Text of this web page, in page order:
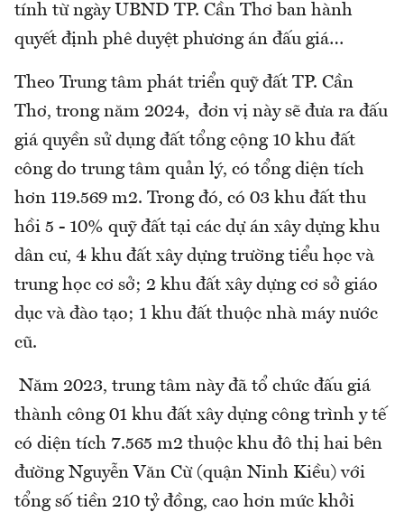
tính từ ngày UBND TP. Cần Thơ ban hành
quyết định phê duyệt phương án đấu giá…
Theo Trung tâm phát triển quỹ đất TP. Cần
Thơ, trong năm 2024, đơn vị này sẽ đưa ra đấu
giá quyền sử dụng đất tổng cộng 10 khu đất
công do trung tâm quản lý, có tổng diện tích
hơn 119.569 m2. Trong đó, có 03 khu đất thu
hồi 5 - 10% quỹ đất tại các dự án xây dựng khu
dân cư, 4 khu đất xây dựng trường tiểu học và
trung học cơ sở; 2 khu đất xây dựng cơ sở giáo
dục và đào tạo; 1 khu đất thuộc nhà máy nước
cũ.
Năm 2023, trung tâm này đã tổ chức đấu giá
thành công 01 khu đất xây dựng công trình y tế
có diện tích 7.565 m2 thuộc khu đô thị hai bên
đường Nguyễn Văn Cừ (quận Ninh Kiều) với
tổng số tiền 210 tỷ đồng, cao hơn mức khởi